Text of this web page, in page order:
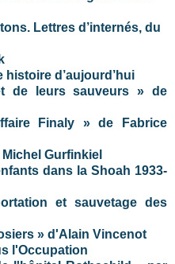
Lettres d’internés, du
histoire d’aujourd’hui
de leurs sauveurs » de
Finaly » de Fabrice
Gurfinkiel
dans la Shoah 1933-
et sauvetage des
» d'Alain Vincenot
l'Occupation